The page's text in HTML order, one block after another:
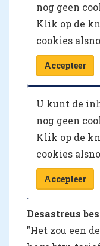
nog geen
Klik op de
cookies
Accepteer
U kunt de
nog geen
Klik op de
cookies
Accepteer
Desastreus
"Het zou een